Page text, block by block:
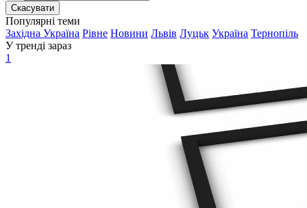
Скасувати
Популярні теми
Західна Україна Рівне Новини Львів Луцьк Україна Тернопіль
У тренді зараз
1